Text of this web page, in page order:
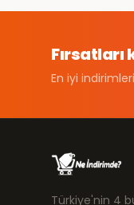
Fırsatları
En iyi
Türkiye'nin 4